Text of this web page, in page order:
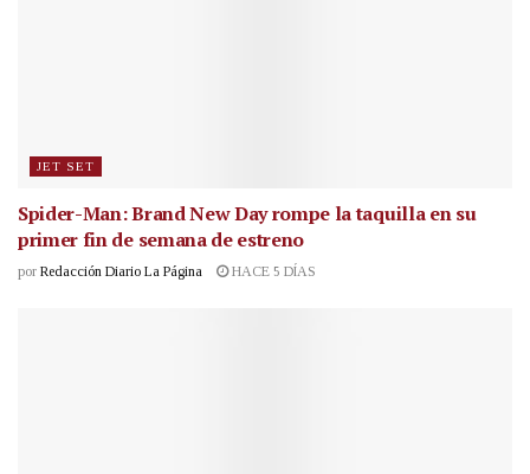
JET SET
Spider-Man: Brand New Day rompe la taquilla en su
primer fin de semana de estreno
por Redacción Diario La Página HACE 5 DÍAS